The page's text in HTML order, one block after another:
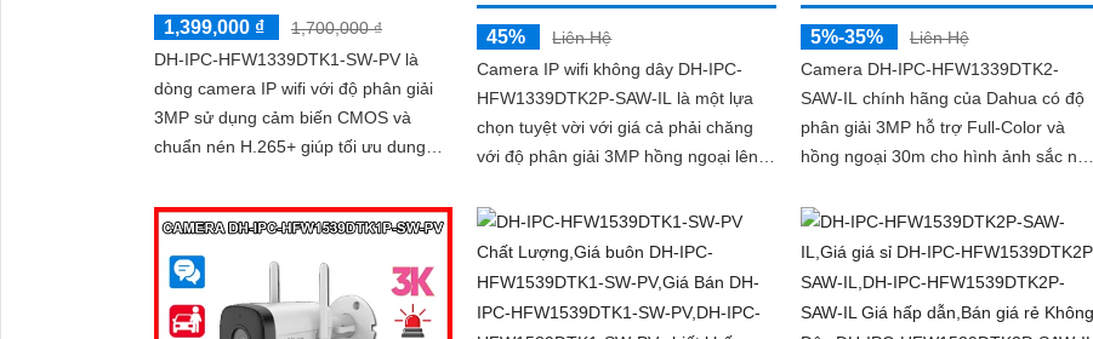
1,399,000 ₫
1,700,000 ₫
DH-IPC-HFW1339DTK1-SW-PV là
dòng camera IP wifi với độ phân giải
3MP sử dụng cảm biến CMOS và
chuẩn nén H.265+ giúp tối ưu dung
45%
Liên Hệ
Camera IP wifi không dây DH-IPC-
HFW1339DTK2P-SAW-IL là một lựa
chọn tuyệt vời với giá cả phải chăng
với độ phân giải 3MP hồng ngoại lên
có màu ban đêm tích hợp kèm mic ghi
âm camera để giám sát và bảo vệ tài
sản của mình giá rẻ phù hợp cho mọi
5%-35%
Liên Hệ
Camera DH-IPC-HFW1339DTK2-
SAW-IL chính hãng của Dahua có độ
phân giải 3MP hỗ trợ Full-Color và
hồng ngoại 30m cho hình ảnh sắc nét
micro ghi âm loa cảnh báo và công
nghệ AI giúp phát hiện con người,
phương tiện chính xác